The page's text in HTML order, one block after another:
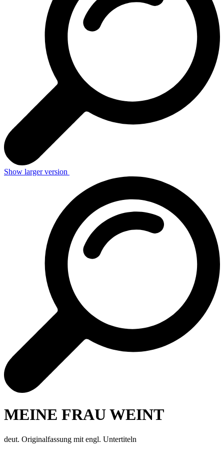
Show larger version
MEINE FRAU WEINT
deut. Originalfassung mit engl. Untertiteln